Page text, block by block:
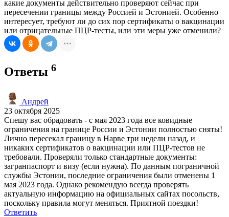
какие документы действительно проверяют сейчас при
пересечении границы между Россией и Эстонией. Особенно
интересует, требуют ли до сих пор сертификаты о вакцинации
или отрицательные ПЦР-тесты, или эти меры уже отменили?
Ответы 6
Андрей
23 октября 2025
Спешу вас обрадовать - с мая 2023 года все ковидные
ограничения на границе России и Эстонии полностью сняты!
Лично пересекал границу в Нарве три недели назад, и
никаких сертификатов о вакцинации или ПЦР-тестов не
требовали. Проверяли только стандартные документы:
загранпаспорт и визу (если нужна). По данным пограничной
службы Эстонии, последние ограничения были отменены 1
мая 2023 года. Однако рекомендую всегда проверять
актуальную информацию на официальных сайтах посольств,
поскольку правила могут меняться. Приятной поездки!
Ответить